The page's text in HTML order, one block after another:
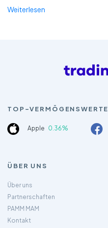
Weiterlesen
TOP-VERMÖGENSWERTE
Apple 0.36%
ÜBER UNS
Über uns
Partnerschaften
PAMM MAM
Kontakt